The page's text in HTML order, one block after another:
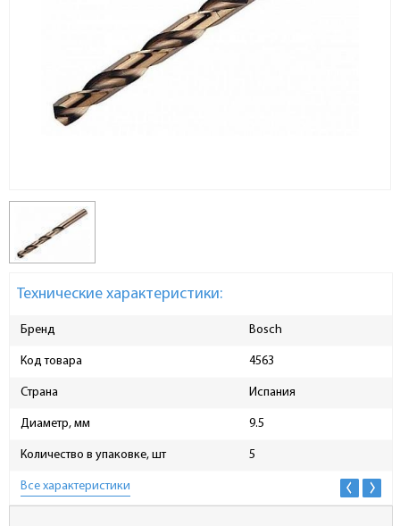
Технические характеристики:
Бренд Bosch
Код товара 4563
Страна Испания
Диаметр, мм 9.5
Количество в упаковке, шт 5
Все характеристики